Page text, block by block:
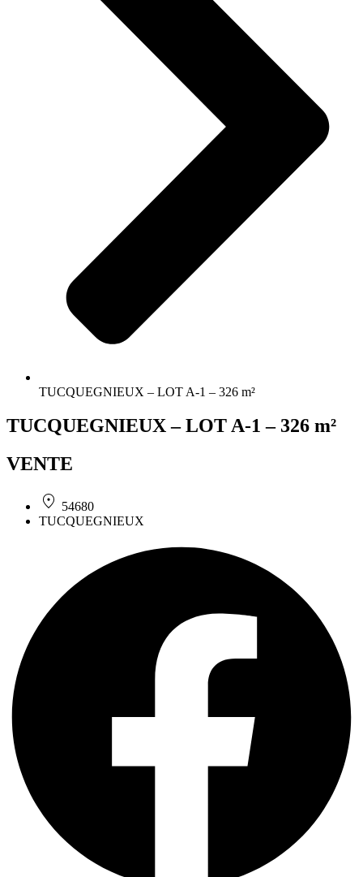
TUCQUEGNIEUX – LOT A-1 – 326 m²
TUCQUEGNIEUX – LOT A-1 – 326 m²
VENTE
54680
TUCQUEGNIEUX